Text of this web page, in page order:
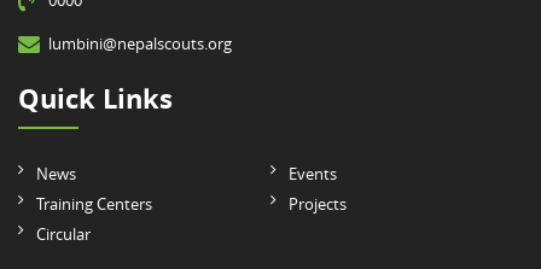
lumbini@nepalscouts.org
Quick Links
News
Events
Training Centers
Projects
Circular